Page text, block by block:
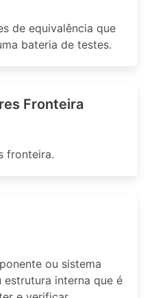
de equivalência que
bateria de testes.
Fronteira
fronteira.
ou sistema
interna que é